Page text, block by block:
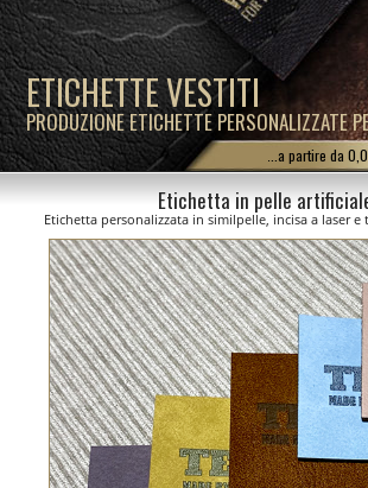
ETICHETTE VESTITI
PRODUZIONE ETICHETTE PERSONALIZZATE
...a partire da
Etichetta in pelle
Etichetta personalizzata in similpelle, incisa a laser